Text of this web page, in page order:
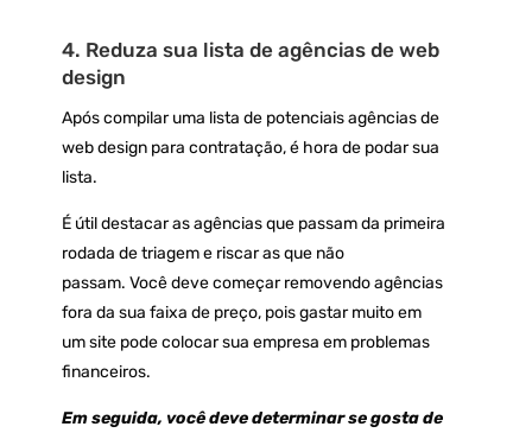
4. Reduza sua lista de agências de web
design
Após compilar uma lista de potenciais agências de
web design para contratação, é hora de podar sua
lista.
É útil destacar as agências que passam da primeira
rodada de triagem e riscar as que não
passam. Você deve começar removendo agências
fora da sua faixa de preço, pois gastar muito em
um site pode colocar sua empresa em problemas
financeiros.
Em seguida, você deve determinar se gosta de